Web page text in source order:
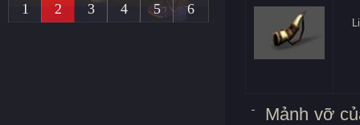
1 2 3 4 5 6
Mảnh vỡ